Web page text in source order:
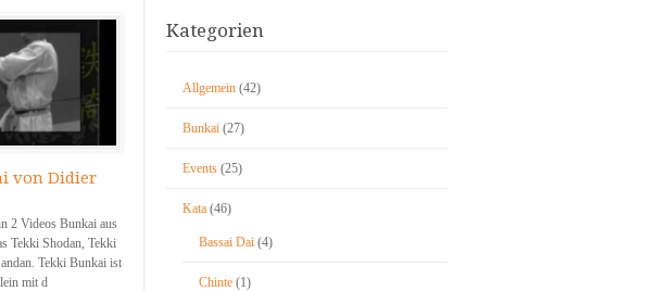
von Didier
2 Videos Bunkai aus
Tekki Shodan, Tekki
Tekki Bunkai ist
mit d
Kategorien
Allgemein (42)
Bunkai (27)
Events (25)
Kata (46)
Bassai Dai (4)
Chinte (1)